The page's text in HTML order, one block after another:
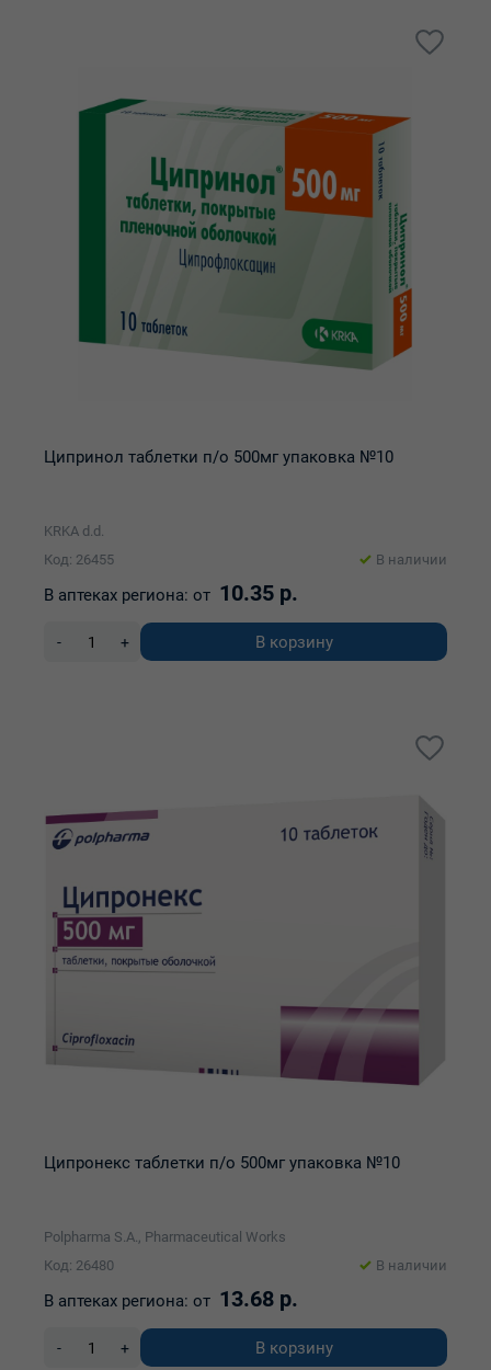
Ципринол таблетки п/о 500мг упаковка №10
KRKA d.d.
Код: 26455
В наличии
В аптеках региона: от 10.35 р.
- + В корзину
Ципронекс таблетки п/о 500мг упаковка №10
Polpharma S.A., Pharmaceutical Works
Код: 26480
В наличии
В аптеках региона: от 13.68 р.
- + В корзину